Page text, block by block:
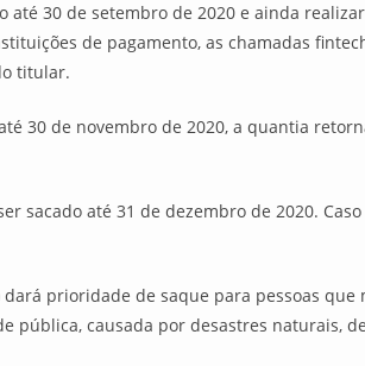
até 30 de setembro de 2020 e ainda
de pagamento, as chamadas
titular.
30 de novembro de 2020, a quantia
sacado até 31 de dezembro de 2020.
dará prioridade de saque para pessoas
pública, causada por desastres naturais,